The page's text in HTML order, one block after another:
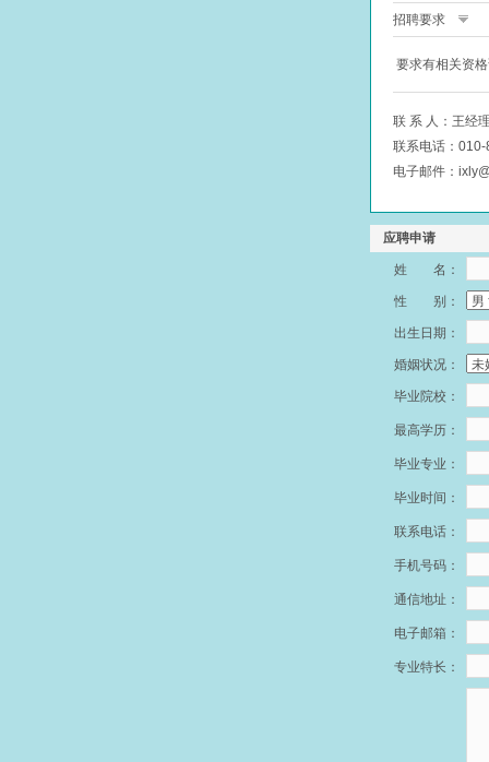
招聘要求
要求有相关资
联 系 人：王经
联系电话：
电子邮件：
应聘申请
姓 名：
性 别：
出生日期：
婚姻状况：
毕业院校：
最高学历：
毕业专业：
毕业时间：
联系电话：
手机号码：
通信地址：
电子邮箱：
专业特长：